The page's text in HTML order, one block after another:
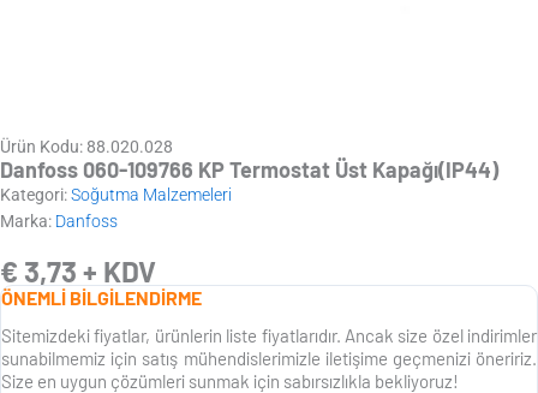
Ürün Kodu: 88.020.028
Danfoss 060-109766 KP Termostat Üst Kapağı(IP44)
Kategori:Soğutma Malzemeleri
Marka: Danfoss
€ 3,73 + KDV
ÖNEMLİ BİLGİLENDİRME
Sitemizdeki fiyatlar, ürünlerin liste fiyatlarıdır. Ancak size özel indirimler
sunabilmemiz için satış mühendislerimizle iletişime geçmenizi öneririz.
Size en uygun çözümleri sunmak için sabırsızlıkla bekliyoruz!